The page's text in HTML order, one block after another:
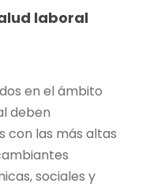
laboral
en el ámbito
deben
con las más altas
sociales y